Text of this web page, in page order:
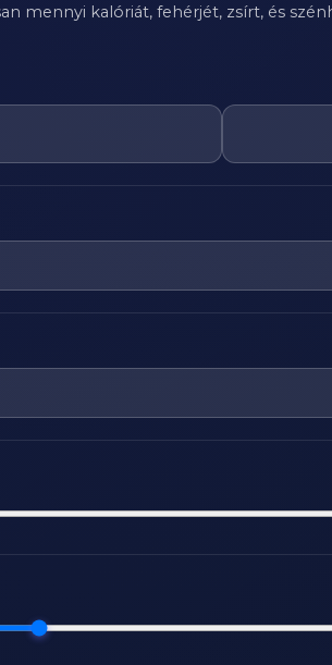
mennyi kalóriát, fehérjét, zsírt, és